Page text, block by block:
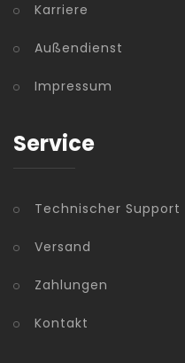
Karriere
Außendienst
Impressum
Service
Technischer Support
Versand
Zahlungen
Kontakt